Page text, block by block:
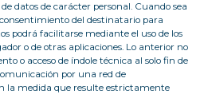
datos de carácter personal. Cuando sea
del destinatario para
podrá facilitarse mediante el uso de los
o de otras aplicaciones. Lo anterior no
o acceso de índole técnica al solo fin de
por una red de
la medida que resulte estrictamente